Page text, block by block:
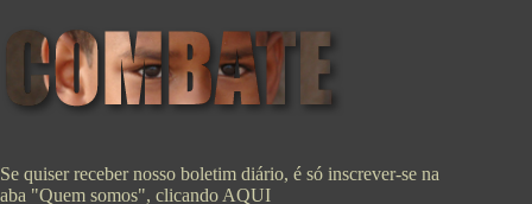
Se quiser receber nosso boletim diário, é só inscrever-se na
aba "Quem somos", clicando AQUI